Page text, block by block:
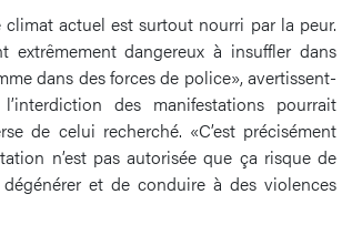
actuel est surtout nourri par la peur.
extrêmement dangereux à insuffler dans
dans des forces de police», avertissent-
des manifestations pourrait
de celui recherché. «C’est précisément
n’est pas autorisée que ça risque de
et de conduire à des violences